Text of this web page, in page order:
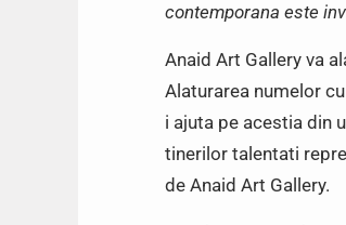
contemporana este
Anaid Art Gallery va
Alaturarea numelor
i ajuta pe acestia din
tinerilor talentati
de Anaid Art Gallery.